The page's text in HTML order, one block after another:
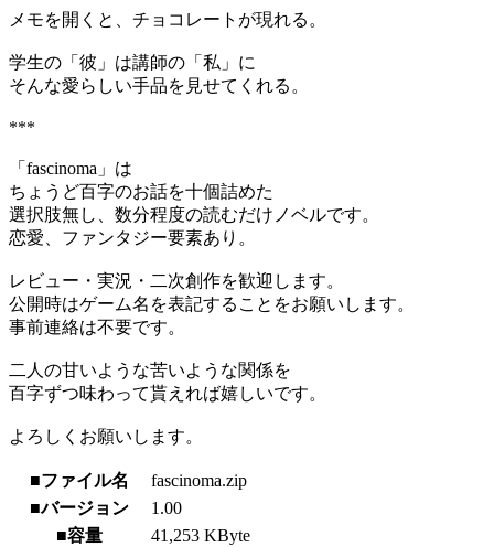
メモを開くと、チョコレートが現れる。
学生の「彼」は講師の「私」に
そんな愛らしい手品を見せてくれる。
***
「fascinoma」は
ちょうど百字のお話を十個詰めた
選択肢無し、数分程度の読むだけノベルです。
恋愛、ファンタジー要素あり。
レビュー・実況・二次創作を歓迎します。
公開時はゲーム名を表記することをお願いします。
事前連絡は不要です。
二人の甘いような苦いような関係を
百字ずつ味わって貰えれば嬉しいです。
よろしくお願いします。
■ファイル名
fascinoma.zip
■バージョン
1.00
■容量
41,253 KByte